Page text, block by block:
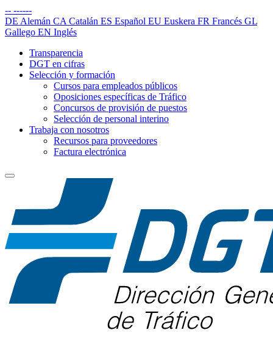
-- ------
DE Alemán CA Catalán ES Español EU Euskera FR Francés GL
Gallego EN Inglés
Transparencia
DGT en cifras
Selección y formación
Cursos para empleados públicos
Oposiciones específicas de Tráfico
Concursos de provisión de puestos
Selección de personal interino
Trabaja con nosotros
Recursos para proveedores
Factura electrónica